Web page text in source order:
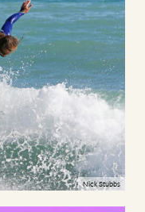
Nick Stubbs